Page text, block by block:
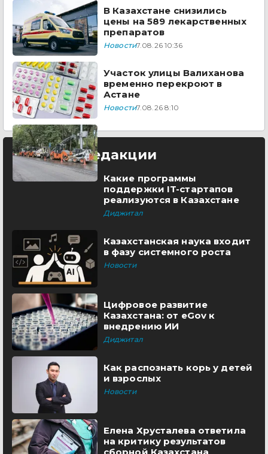
В Казахстане снизились
цены на 589 лекарственных
препаратов
Новости7.08.26 10:36
Участок улицы Валиханова
временно перекроют в
Астане
Новости7.08.26 8:10
Выбор редакции
Какие программы
поддержки IT-стартапов
реализуются в Казахстане
Диджитал
Казахстанская наука входит
в фазу системного роста
Новости
Цифровое развитие
Казахстана: от eGov к
внедрению ИИ
Диджитал
Как распознать корь у детей
и взрослых
Новости
Елена Хрусталева ответила
на критику результатов